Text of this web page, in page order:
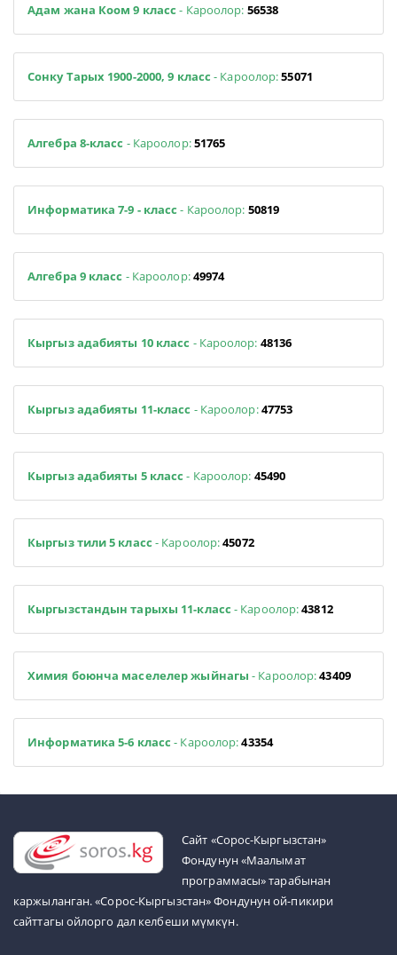
Адам жана Коом 9 класс - Кароолор: 56538
Сонку Тарых 1900-2000, 9 класс - Кароолор:55071
Алгебра 8-класс - Кароолор:51765
Информатика 7-9 - класс - Кароолор: 50819
Алгебра 9 класс - Кароолор:49974
Кыргыз адабияты 10 класс - Кароолор: 48136
Кыргыз адабияты 11-класс - Кароолор:47753
Кыргыз адабияты 5 класс- Кароолор: 45490
Кыргыз тили 5 класс - Кароолор:45072
Кыргызстандын тарыхы 11-класс - Кароолор:43812
Химия боюнча маселелер жыйнагы- Кароолор:43409
Информатика 5-6 класс- Кароолор:43354
Cайт «Сорос-Кыргызстан»
Фондунун «Маалымат
программасы» тарабынан
каржыланган. «Сорос-Кыргызстан» Фондунун ой-пикири
сайттагы ойлорго дал келбеши мүмкүн.